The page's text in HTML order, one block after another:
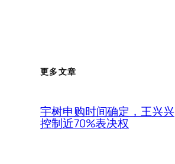
更多文章
宇树申购时间确定，王兴兴
控制近70%表决权